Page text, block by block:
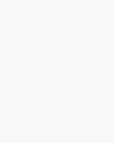
00 Praha 10 - Hostivař,